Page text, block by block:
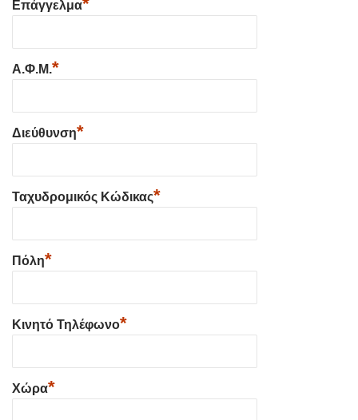
Επάγγελμα
Α.Φ.Μ.*
Διεύθυνση*
Ταχυδρομικός Κώδικας*
Πόλη*
Κινητό Τηλέφωνο*
Χώρα*